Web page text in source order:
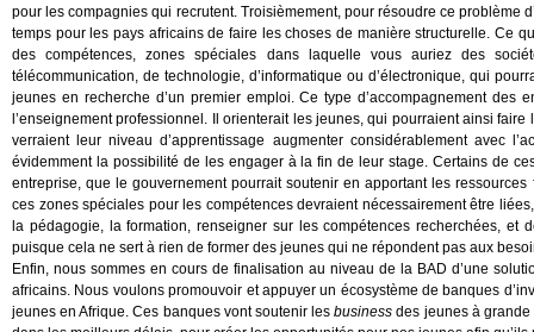
pour les compagnies qui recrutent. Troisièmement, pour résoudre ce problème
temps pour les pays africains de faire les choses de manière structurelle. Ce
des compétences, zones spéciales dans laquelle vous auriez des
télécommunication, de technologie, d’informatique ou d’électronique, qui
jeunes en recherche d’un premier emploi. Ce type d’accompagnement
l’enseignement professionnel. Il orienterait les jeunes, qui pourraient ainsi
verraient leur niveau d’apprentissage augmenter considérablement avec
évidemment la possibilité de les engager à la fin de leur stage. Certains de
entreprise, que le gouvernement pourrait soutenir en apportant les
ces zones spéciales pour les compétences devraient nécessairement être
la pédagogie, la formation, renseigner sur les compétences recherchées,
puisque cela ne sert à rien de former des jeunes qui ne répondent pas aux
Enfin, nous sommes en cours de finalisation au niveau de la BAD d’une
africains. Nous voulons promouvoir et appuyer un écosystème de banques
jeunes en Afrique. Ces banques vont soutenir lesbusiness des jeunes à grande